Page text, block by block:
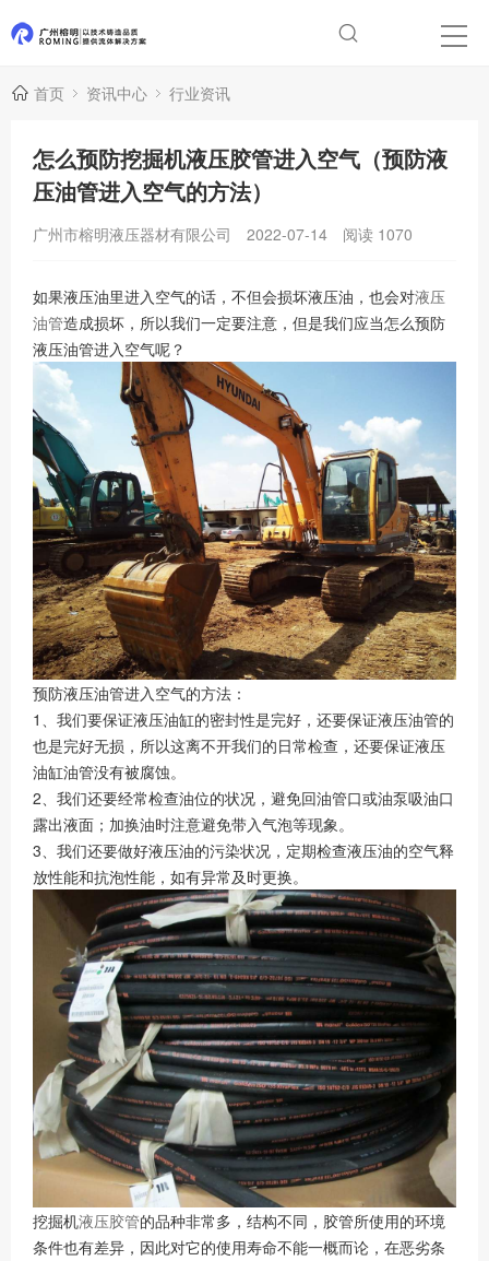
首页 资讯中心 行业资讯
怎么预防挖掘机液压胶管进入空气（预防液
压油管进入空气的方法）
广州市榕明液压器材有限公司 2022-07-14 阅读 1070
如果液压油里进入空气的话，不但会损坏液压油，也会对液压
油管造成损坏，所以我们一定要注意，但是我们应当怎么预防
液压油管进入空气呢？
预防液压油管进入空气的方法：
1、我们要保证液压油缸的密封性是完好，还要保证液压油管的
也是完好无损，所以这离不开我们的日常检查，还要保证液压
油缸油管没有被腐蚀。
2、我们还要经常检查油位的状况，避免回油管口或油泵吸油口
露出液面；加换油时注意避免带入气泡等现象。
3、我们还要做好液压油的污染状况，定期检查液压油的空气释
放性能和抗泡性能，如有异常及时更换。
挖掘机液压胶管的品种非常多，结构不同，胶管所使用的环境
条件也有差异，因此对它的使用寿命不能一概而论，在恶劣条